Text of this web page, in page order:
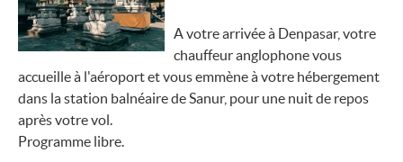
A votre arrivée à Denpasar, votre
chauffeur anglophone vous
accueille à l'aéroport et vous emmène à votre hébergement
dans la station balnéaire de Sanur, pour une nuit de repos
après votre vol.
Programme libre.